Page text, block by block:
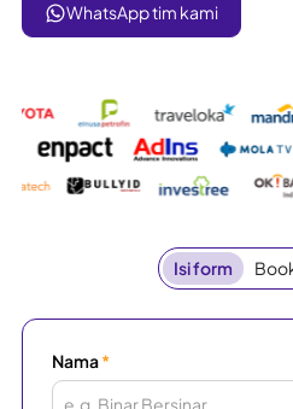
WhatsApp tim kami
Isi form
Nama*